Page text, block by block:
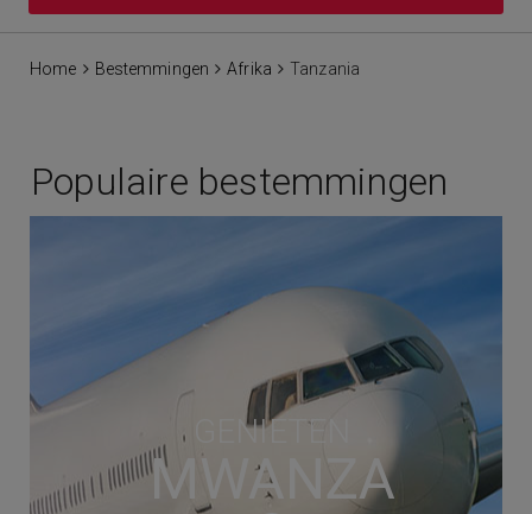
Home Bestemmingen Afrika Tanzania
Populaire bestemmingen
GENIETEN
MWANZA